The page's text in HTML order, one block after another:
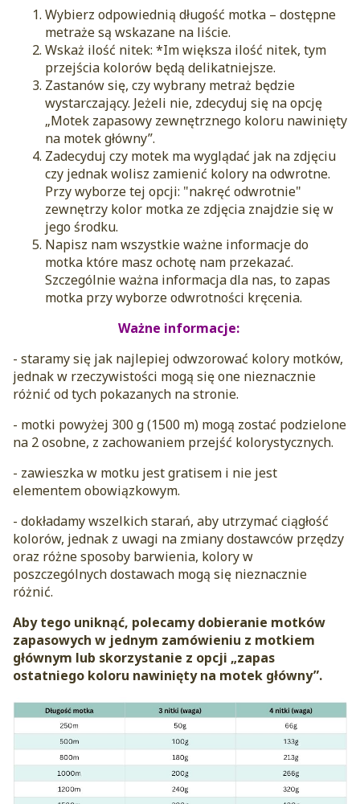
Wybierz odpowiednią długość motka – dostępne
metraże są wskazane na liście.
Wskaż ilość nitek: *Im większa ilość nitek, tym
przejścia kolorów będą delikatniejsze.
Zastanów się, czy wybrany metraż będzie
wystarczający. Jeżeli nie, zdecyduj się na opcję
„Motek zapasowy zewnętrznego koloru nawinięty
na motek główny”.
Zadecyduj czy motek ma wyglądać jak na zdjęciu
czy jednak wolisz zamienić kolory na odwrotne.
Przy wyborze tej opcji: "nakręć odwrotnie"
zewnętrzy kolor motka ze zdjęcia znajdzie się w
jego środku.
Napisz nam wszystkie ważne informacje do
motka które masz ochotę nam przekazać.
Szczególnie ważna informacja dla nas, to zapas
motka przy wyborze odwrotności kręcenia.
Ważne informacje:
- staramy się jak najlepiej odwzorować kolory motków,
jednak w rzeczywistości mogą się one nieznacznie
różnić od tych pokazanych na stronie.
- motki powyżej 300 g (1500 m) mogą zostać podzielone
na 2 osobne, z zachowaniem przejść kolorystycznych.
- zawieszka w motku jest gratisem i nie jest
elementem obowiązkowym.
- dokładamy wszelkich starań, aby utrzymać ciągłość
kolorów, jednak z uwagi na zmiany dostawców przędzy
oraz różne sposoby barwienia, kolory w
poszczególnych dostawach mogą się nieznacznie
różnić.
Aby tego uniknąć, polecamy dobieranie motków
zapasowych w jednym zamówieniu z motkiem
głównym lub skorzystanie z opcji „zapas
ostatniego koloru nawinięty na motek główny”.